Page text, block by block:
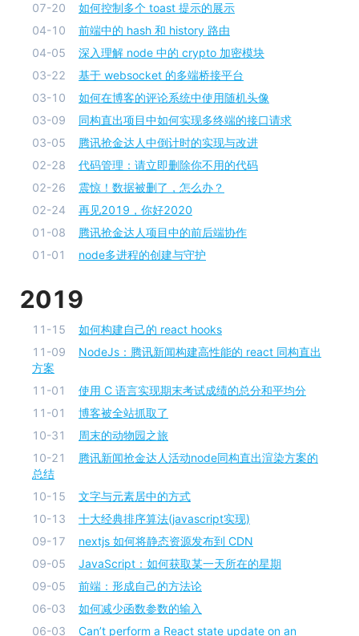
07-20
如何控制多个 toast 提示的展示
04-10
前端中的 hash 和 history 路由
04-05
深入理解 node 中的 crypto 加密模块
03-22
基于 websocket 的多端桥接平台
03-10
如何在博客的评论系统中使用随机头像
03-09
同构直出项目中如何实现多终端的接口请求
03-05
腾讯抢金达人中倒计时的实现与改进
02-28
代码管理：请立即删除你不用的代码
02-26
震惊！数据被删了，怎么办？
02-24
再见2019，你好2020
01-08
腾讯抢金达人项目中的前后端协作
01-01
node多进程的创建与守护
2019
11-15
如何构建自己的 react hooks
11-09
NodeJs：腾讯新闻构建高性能的 react 同构直出
方案
11-01
使用 C 语言实现期末考试成绩的总分和平均分
11-01
博客被全站抓取了
10-31
周末的动物园之旅
10-21
腾讯新闻抢金达人活动node同构直出渲染方案的
总结
10-15
文字与元素居中的方式
10-13
十大经典排序算法(javascript实现)
09-17
nextjs 如何将静态资源发布到 CDN
09-05
JavaScript：如何获取某一天所在的星期
09-05
前端：形成自己的方法论
06-03
如何减少函数参数的输入
06-03
Can’t perform a React state update on an